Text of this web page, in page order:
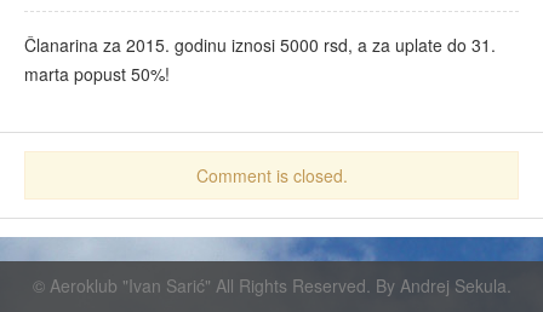
O klubu
Članarina za 2015. godinu iznosi 5000 rsd, a za uplate do 31.
marta popust 50%!
Comment is closed.
© Aeroklub "Ivan Sarić" All Rights Reserved. By Andrej Sekula.